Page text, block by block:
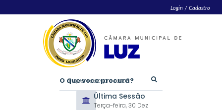
Login / Cadastro
O que voce procura?
Última Sessão
Terça-feira 30 Dez